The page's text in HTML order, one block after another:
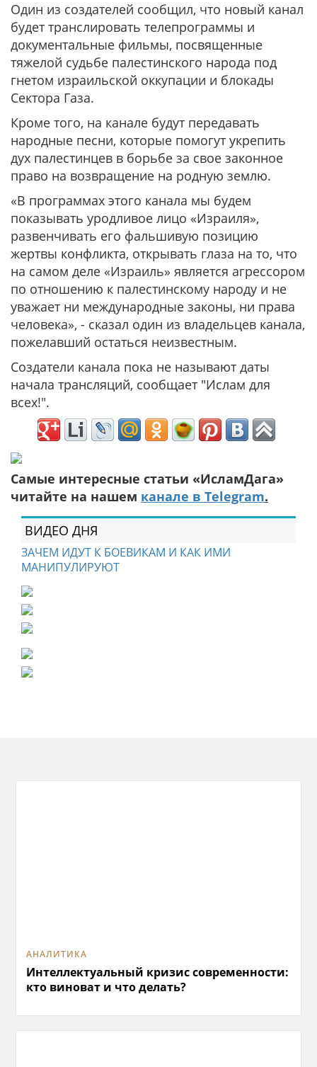
Один из создателей сообщил, что новый канал
будет транслировать телепрограммы и
документальные фильмы, посвященные
тяжелой судьбе палестинского народа под
гнетом израильской оккупации и блокады
Сектора Газа.
Кроме того, на канале будут передавать
народные песни, которые помогут укрепить
дух палестинцев в борьбе за свое законное
право на возвращение на родную землю.
«В программах этого канала мы будем
показывать уродливое лицо «Израиля»,
развенчивать его фальшивую позицию
жертвы конфликта, открывать глаза на то, что
на самом деле «Израиль» является агрессором
по отношению к палестинскому народу и не
уважает ни международные законы, ни права
человека», - сказал один из владельцев канала,
пожелавший остаться неизвестным.
Создатели канала пока не называют даты
начала трансляций, сообщает "Ислам для
всех!".
Самые интересные статьи «ИсламДага»
читайте на нашем канале в Telegram.
ВИДЕО ДНЯ
ЗАЧЕМ ИДУТ К БОЕВИКАМ И КАК ИМИ
МАНИПУЛИРУЮТ
АНАЛИТИКА
Интеллектуальный кризис современности:
кто виноват и что делать?